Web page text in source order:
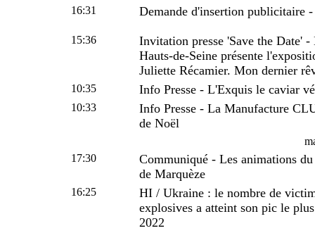
16:31
Demande d'insertion publicitaire
15:36
Invitation presse 'Save the Date' -
Hauts-de-Seine présente
Juliette Récamier. Mon dernier
10:35 Info Presse - L'Exquis le caviar
10:33
Info Presse - La Manufacture
de Noël
17:30
Communiqué - Les animations
de Marquèze
16:25
HI / Ukraine : le nombre de
explosives a atteint son pic le
2022